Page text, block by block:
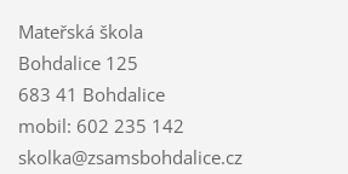
Mateřská škola
Bohdalice 125
683 41 Bohdalice
mobil: 602 235 142
skolka@zsamsbohdalice.cz